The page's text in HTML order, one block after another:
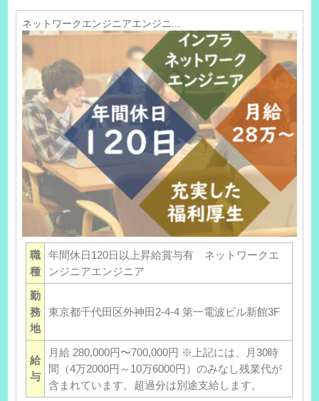
ネットワークエンジニアエンジニ...
職
種
年間休日120日以上昇給賞与有 ネットワークエ
ンジニアエンジニア
勤
務
地
東京都千代田区外神田2-4-4 第一電波ビル新館3F
給
与
月給 280,000円〜700,000円 ※上記には、月30時
間（4万2000円～10万6000円）のみなし残業代が
含まれています。超過分は別途支給します。